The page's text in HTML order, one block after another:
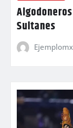
Sultanes
Ejemplomx